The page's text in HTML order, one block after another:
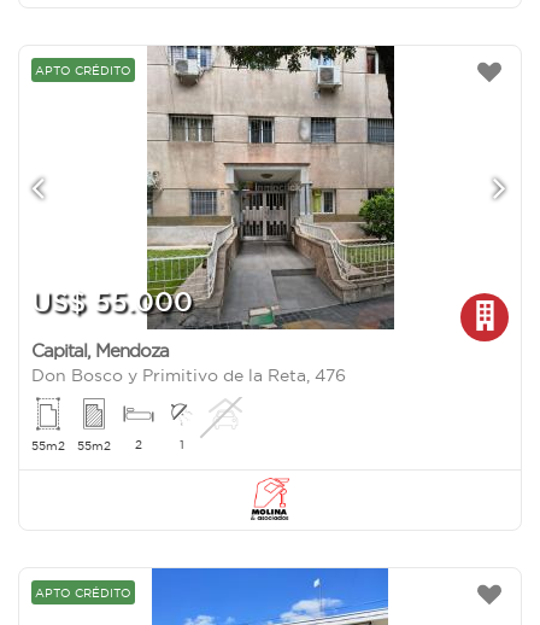
APTO CRÉDITO
US$ 55.000
Capital, Mendoza
Don Bosco y Primitivo de la Reta, 476
55m2 55m2 2 1
APTO CRÉDITO